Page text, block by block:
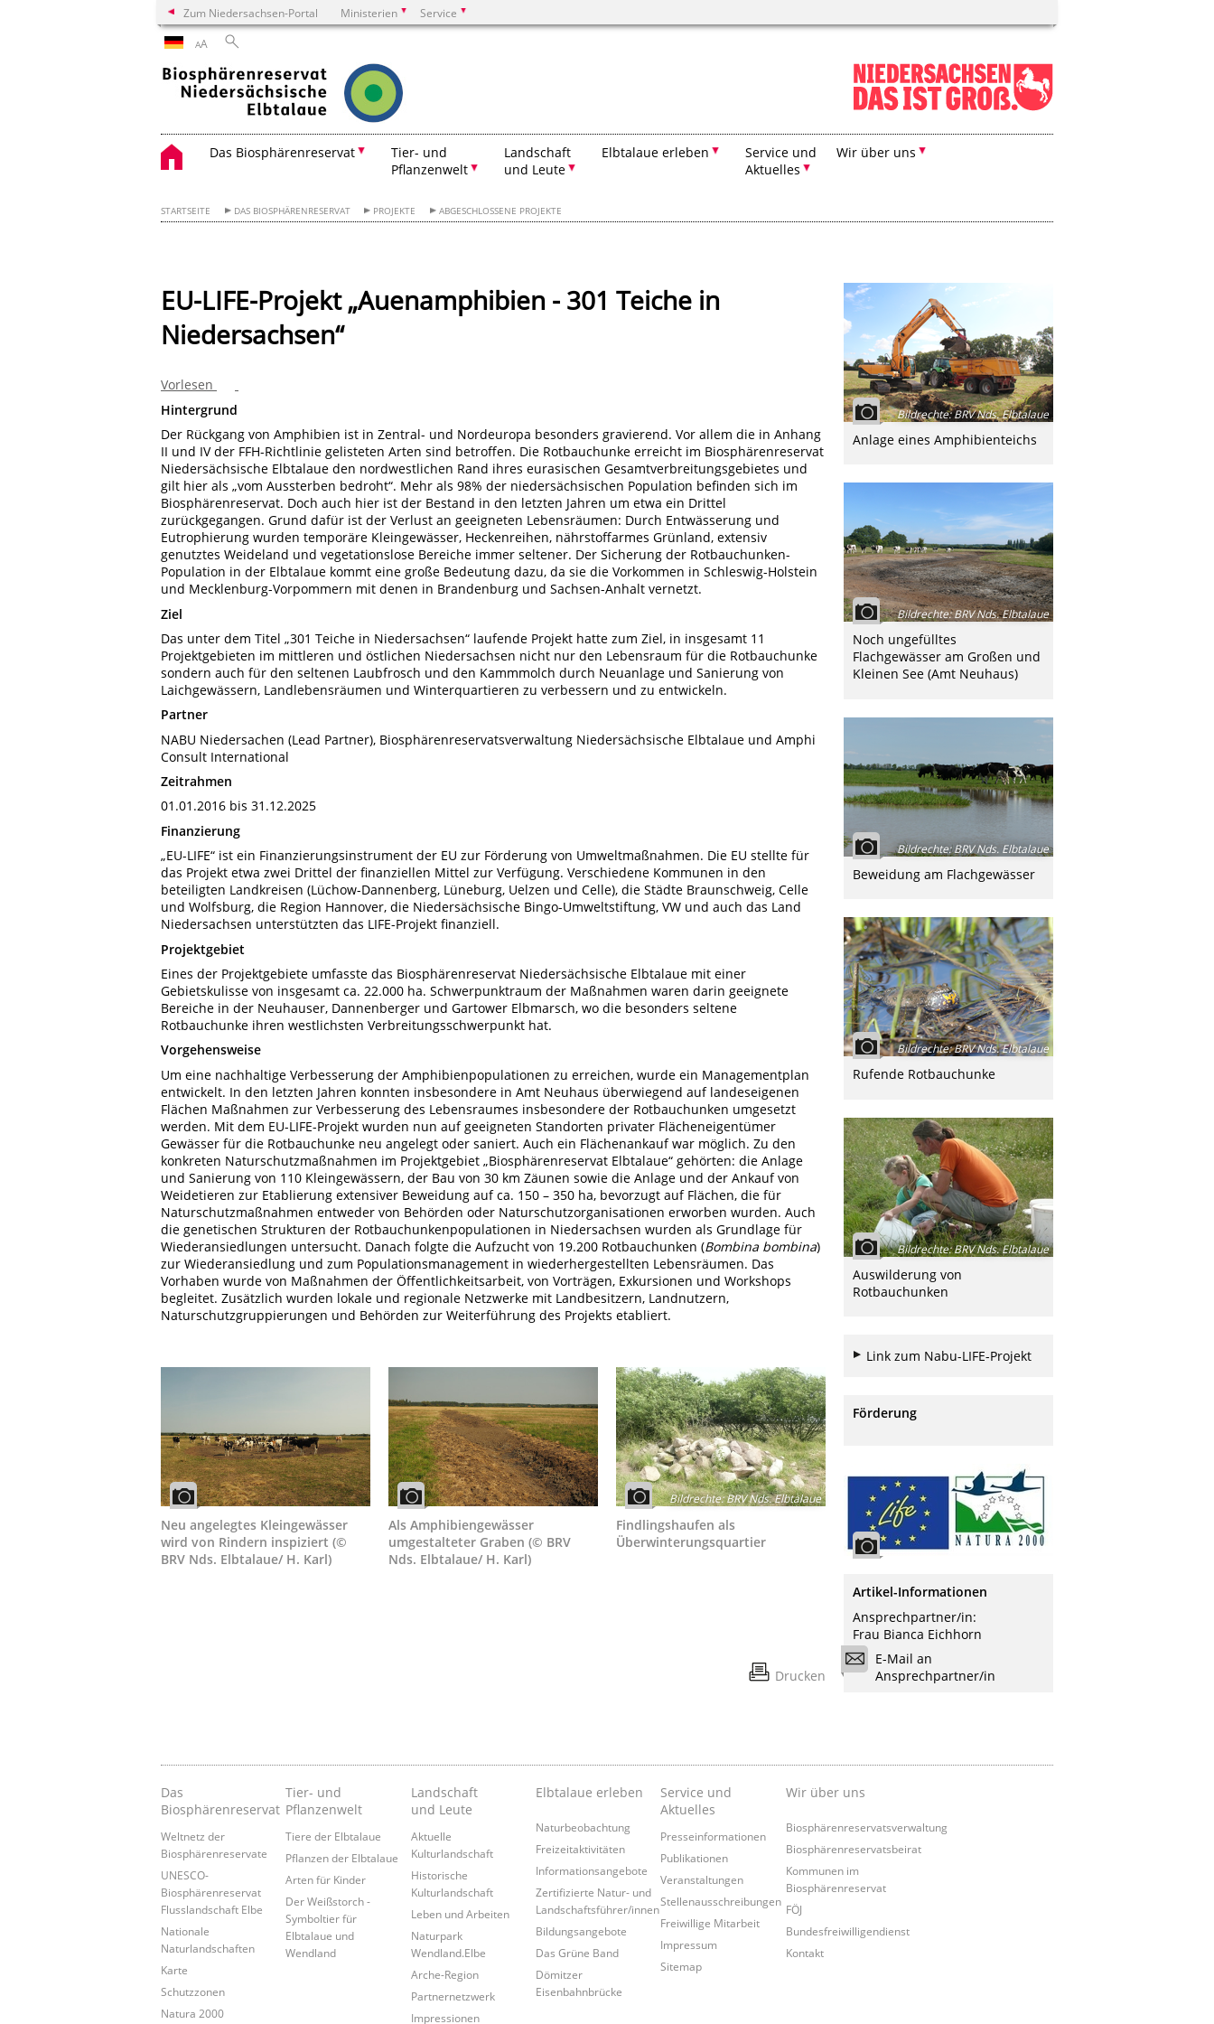
Zum Niedersachsen-Portal Ministerien Service
AA
Das Biosphärenreservat
Tier- und
Pflanzenwelt
Landschaft
und Leute
Elbtalaue erleben
Service und
Aktuelles
Wir über uns
STARTSEITE DAS BIOSPHÄRENRESERVAT PROJEKTE ABGESCHLOSSENE PROJEKTE
EU-LIFE-Projekt „Auenamphibien - 301 Teiche in
Niedersachsen“
Vorlesen
Hintergrund
Der Rückgang von Amphibien ist in Zentral- und Nordeuropa besonders gravierend. Vor allem die in Anhang
II und IV der FFH-Richtlinie gelisteten Arten sind betroffen. Die Rotbauchunke erreicht im Biosphärenreservat
Niedersächsische Elbtalaue den nordwestlichen Rand ihres eurasischen Gesamtverbreitungsgebietes und
gilt hier als „vom Aussterben bedroht“. Mehr als 98% der niedersächsischen Population befinden sich im
Biosphärenreservat. Doch auch hier ist der Bestand in den letzten Jahren um etwa ein Drittel
zurückgegangen. Grund dafür ist der Verlust an geeigneten Lebensräumen: Durch Entwässerung und
Eutrophierung wurden temporäre Kleingewässer, Heckenreihen, nährstoffarmes Grünland, extensiv
genutztes Weideland und vegetationslose Bereiche immer seltener. Der Sicherung der Rotbauchunken-
Population in der Elbtalaue kommt eine große Bedeutung dazu, da sie die Vorkommen in Schleswig-Holstein
und Mecklenburg-Vorpommern mit denen in Brandenburg und Sachsen-Anhalt vernetzt.
Ziel
Das unter dem Titel „301 Teiche in Niedersachsen“ laufende Projekt hatte zum Ziel, in insgesamt 11
Projektgebieten im mittleren und östlichen Niedersachsen nicht nur den Lebensraum für die Rotbauchunke
sondern auch für den seltenen Laubfrosch und den Kammmolch durch Neuanlage und Sanierung von
Laichgewässern, Landlebensräumen und Winterquartieren zu verbessern und zu entwickeln.
Partner
NABU Niedersachen (Lead Partner), Biosphärenreservatsverwaltung Niedersächsische Elbtalaue und Amphi
Consult International
Zeitrahmen
01.01.2016 bis 31.12.2025
Finanzierung
„EU-LIFE“ ist ein Finanzierungsinstrument der EU zur Förderung von Umweltmaßnahmen. Die EU stellte für
das Projekt etwa zwei Drittel der finanziellen Mittel zur Verfügung. Verschiedene Kommunen in den
beteiligten Landkreisen (Lüchow-Dannenberg, Lüneburg, Uelzen und Celle), die Städte Braunschweig, Celle
und Wolfsburg, die Region Hannover, die Niedersächsische Bingo-Umweltstiftung, VW und auch das Land
Niedersachsen unterstützten das LIFE-Projekt finanziell.
Projektgebiet
Eines der Projektgebiete umfasste das Biosphärenreservat Niedersächsische Elbtalaue mit einer
Gebietskulisse von insgesamt ca. 22.000 ha. Schwerpunktraum der Maßnahmen waren darin geeignete
Bereiche in der Neuhauser, Dannenberger und Gartower Elbmarsch, wo die besonders seltene
Rotbauchunke ihren westlichsten Verbreitungsschwerpunkt hat.
Vorgehensweise
Um eine nachhaltige Verbesserung der Amphibienpopulationen zu erreichen, wurde ein Managementplan
entwickelt. In den letzten Jahren konnten insbesondere in Amt Neuhaus überwiegend auf landeseigenen
Flächen Maßnahmen zur Verbesserung des Lebensraumes insbesondere der Rotbauchunken umgesetzt
werden. Mit dem EU-LIFE-Projekt wurden nun auf geeigneten Standorten privater Flächeneigentümer
Gewässer für die Rotbauchunke neu angelegt oder saniert. Auch ein Flächenankauf war möglich. Zu den
konkreten Naturschutzmaßnahmen im Projektgebiet „Biosphärenreservat Elbtalaue“ gehörten: die Anlage
und Sanierung von 110 Kleingewässern, der Bau von 30 km Zäunen sowie die Anlage und der Ankauf von
Weidetieren zur Etablierung extensiver Beweidung auf ca. 150 – 350 ha, bevorzugt auf Flächen, die für
Naturschutzmaßnahmen entweder von Behörden oder Naturschutzorganisationen erworben wurden. Auch
die genetischen Strukturen der Rotbauchunkenpopulationen in Niedersachsen wurden als Grundlage für
Wiederansiedlungen untersucht. Danach folgte die Aufzucht von 19.200 Rotbauchunken (Bombina bombina)
zur Wiederansiedlung und zum Populationsmanagement in wiederhergestellten Lebensräumen. Das
Vorhaben wurde von Maßnahmen der Öffentlichkeitsarbeit, von Vorträgen, Exkursionen und Workshops
begleitet. Zusätzlich wurden lokale und regionale Netzwerke mit Landbesitzern, Landnutzern,
Naturschutzgruppierungen und Behörden zur Weiterführung des Projekts etabliert.
Neu angelegtes Kleingewässer
wird von Rindern inspiziert (©
BRV Nds. Elbtalaue/ H. Karl)
Als Amphibiengewässer
umgestalteter Graben (© BRV
Nds. Elbtalaue/ H. Karl)
Bildrechte:BRV Nds. Elbtalaue
Findlingshaufen als
Überwinterungsquartier
Drucken
Bildrechte:BRV Nds. Elbtalaue
Anlage eines Amphibienteichs
Bildrechte:BRV Nds. Elbtalaue
Noch ungefülltes
Flachgewässer am Großen und
Kleinen See (Amt Neuhaus)
Bildrechte:BRV Nds. Elbtalaue
Beweidung am Flachgewässer
Bildrechte:BRV Nds. Elbtalaue
Rufende Rotbauchunke
Bildrechte:BRV Nds. Elbtalaue
Auswilderung von
Rotbauchunken
Link zum Nabu-LIFE-Projekt
Förderung
Artikel-Informationen
Ansprechpartner/in:
Frau Bianca Eichhorn
E-Mail an
Ansprechpartner/in
Das
Biosphärenreservat
Weltnetz der
Biosphärenreservate
UNESCO-
Biosphärenreservat
Flusslandschaft Elbe
Nationale
Naturlandschaften
Karte
Schutzzonen
Natura 2000
Tier- und
Pflanzenwelt
Tiere der Elbtalaue
Pflanzen der Elbtalaue
Arten für Kinder
Der Weißstorch -
Symboltier für
Elbtalaue und
Wendland
Landschaft
und Leute
Aktuelle
Kulturlandschaft
Historische
Kulturlandschaft
Leben und Arbeiten
Naturpark
Wendland.Elbe
Arche-Region
Partnernetzwerk
Impressionen
Elbtalaue erleben
Naturbeobachtung
Freizeitaktivitäten
Informationsangebote
Zertifizierte Natur- und
Landschaftsführer/innen
Bildungsangebote
Das Grüne Band
Dömitzer
Eisenbahnbrücke
Service und
Aktuelles
Presseinformationen
Publikationen
Veranstaltungen
Stellenausschreibungen
Freiwillige Mitarbeit
Impressum
Sitemap
Wir über uns
Biosphärenreservatsverwaltung
Biosphärenreservatsbeirat
Kommunen im
Biosphärenreservat
FÖJ
Bundesfreiwilligendienst
Kontakt